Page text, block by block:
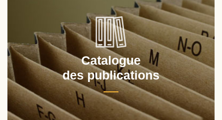
Catalogue
des publications